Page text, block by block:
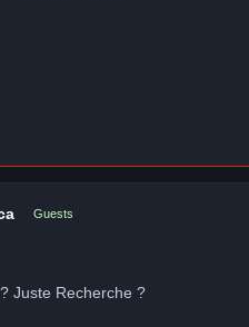
Guests
Juste Recherche ?